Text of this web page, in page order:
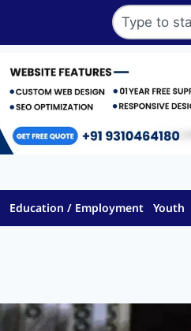
Education / Employment Youth